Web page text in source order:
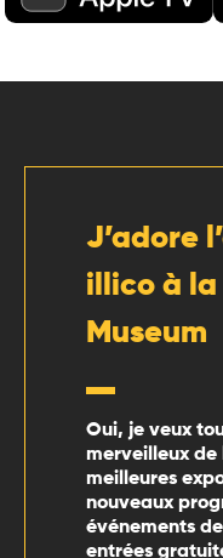
J’adore
illico à
Museum
Oui, je veux
merveilleux de
meilleures
nouveaux
événements
entrées